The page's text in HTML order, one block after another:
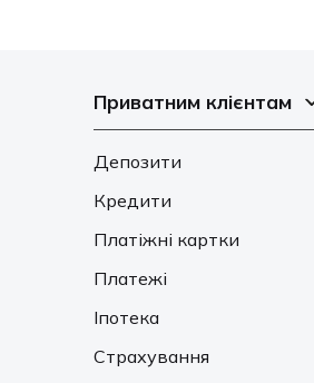
Приватним клієнтам
Депозити
Кредити
Платіжні картки
Платежі
Іпотека
Страхування